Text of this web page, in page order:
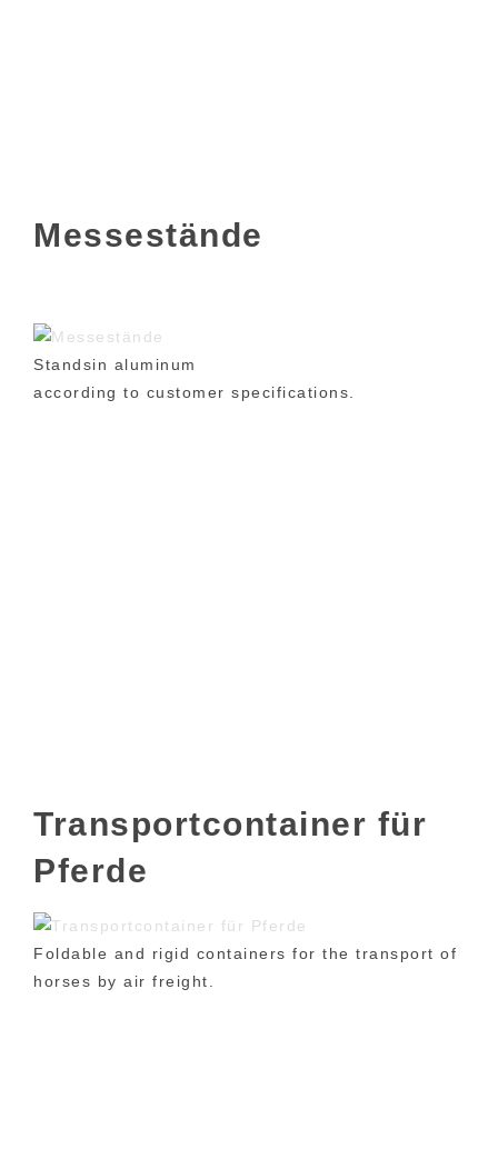
Messestände
Standsin aluminum
according to customer specifications.
Transportcontainer für
Pferde
Foldable and rigid containers for the transport of
horses by air freight.